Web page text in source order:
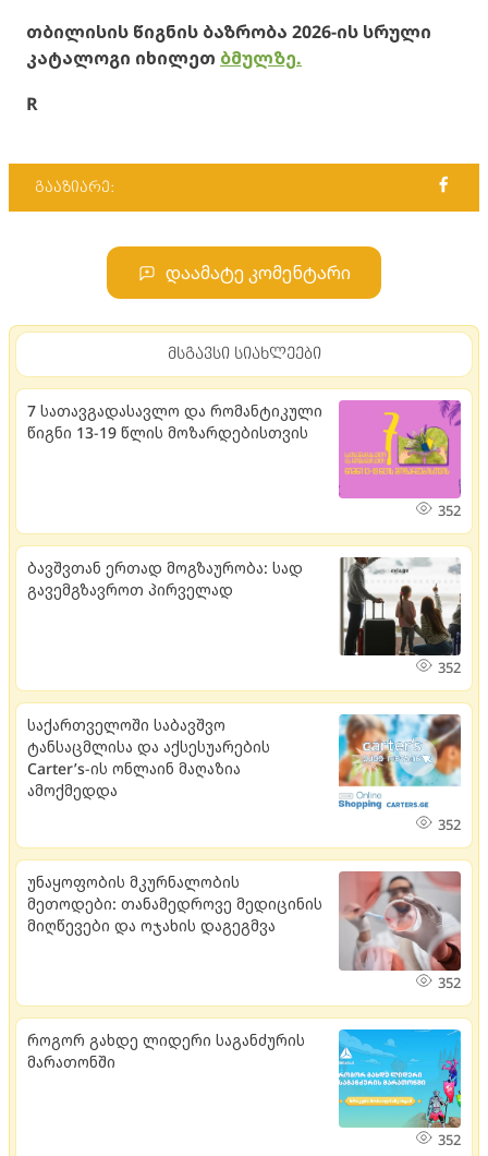
თბილისის წიგნის ბაზრობა 2026-ის სრული
კატალოგი იხილეთ ბმულზე.
R
გააზიარე:
დაამატე კომენტარი
მსგავსი სიახლეები
7 სათავგადასავლო და რომანტიკული
წიგნი 13-19 წლის მოზარდებისთვის
352
ბავშვთან ერთად მოგზაურობა: სად
გავემგზავროთ პირველად
352
საქართველოში საბავშვო
ტანსაცმლისა და აქსესუარების
Carter’s-ის ონლაინ მაღაზია
ამოქმედდა
352
უნაყოფობის მკურნალობის
მეთოდები: თანამედროვე მედიცინის
მიღწევები და ოჯახის დაგეგმვა
352
როგორ გახდე ლიდერი საგანძურის
მარათონში
352